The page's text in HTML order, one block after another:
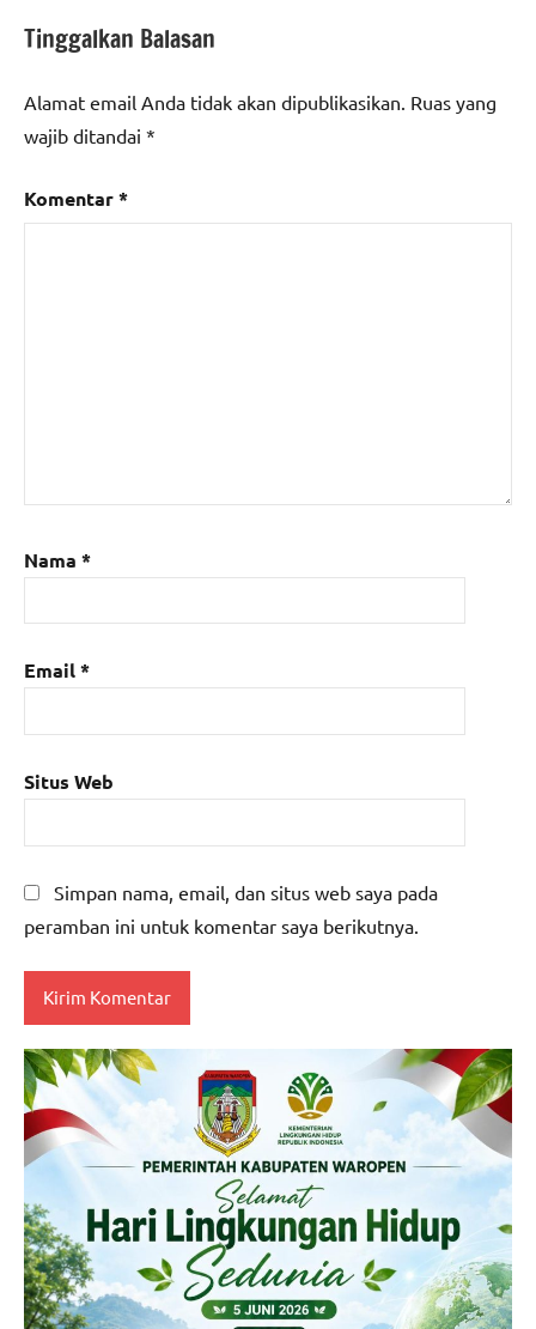
Tinggalkan Balasan
Alamat email Anda tidak akan dipublikasikan. Ruas yang
wajib ditandai *
Komentar*
Nama *
Email*
Situs Web
Simpan nama, email, dan situs web saya pada
peramban ini untuk komentar saya berikutnya.